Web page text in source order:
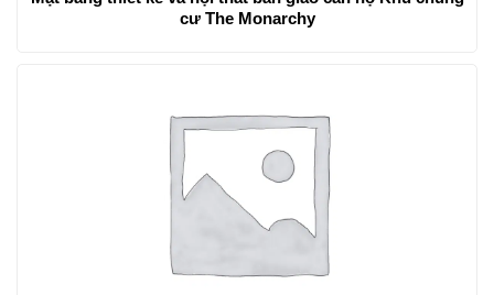
cư The Monarchy